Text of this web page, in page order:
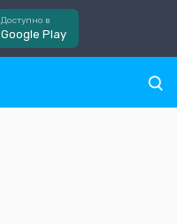
Доступно в
Google Play